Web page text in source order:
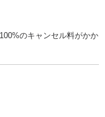
のキャンセル料がかか